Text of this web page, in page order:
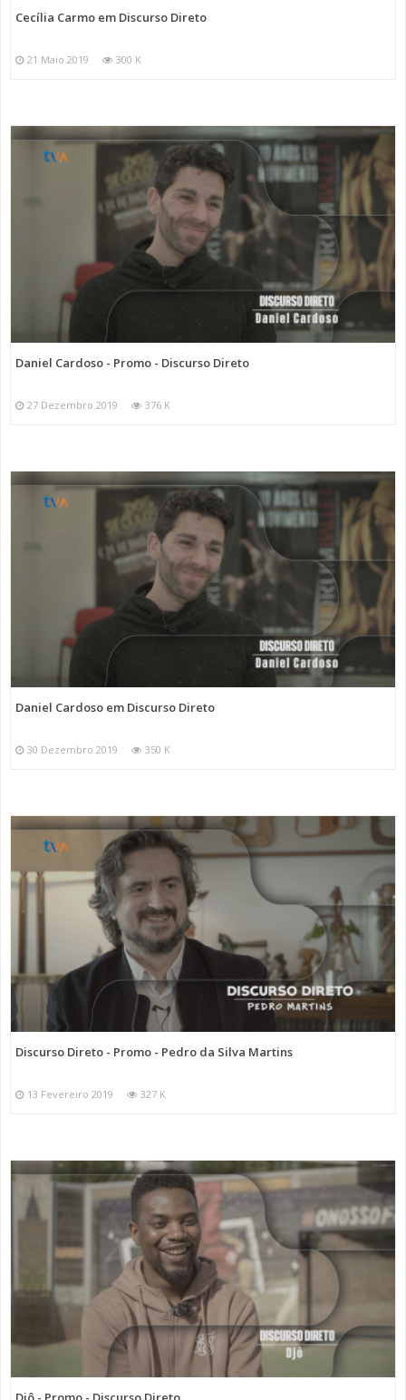
Cecília Carmo em Discurso Direto
21 Maio 2019 300 K
Daniel Cardoso - Promo - Discurso Direto
27 Dezembro 2019 376 K
Daniel Cardoso em Discurso Direto
30 Dezembro 2019 350 K
Discurso Direto - Promo - Pedro da Silva Martins
13 Fevereiro 2019 327 K